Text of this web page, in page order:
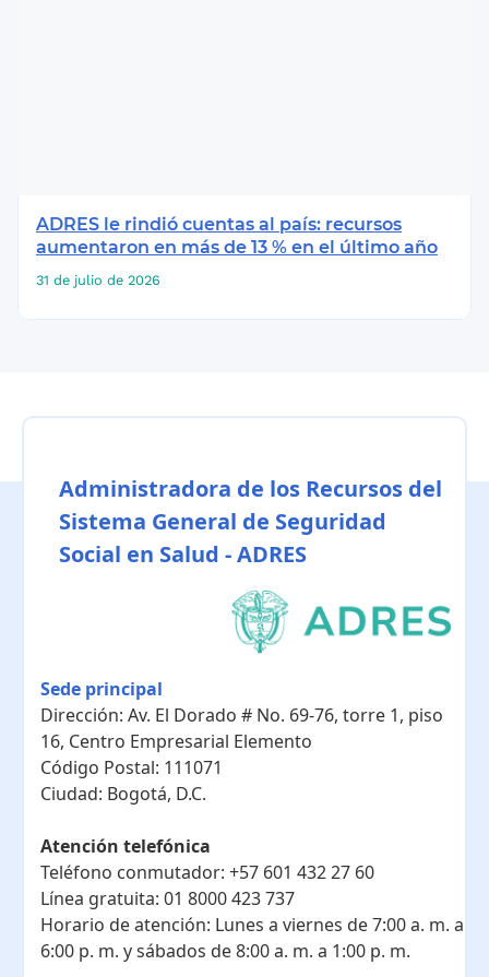
ADRES le rindió cuentas al país: recursos
aumentaron en más de 13 % en el último año
31 de julio de 2026
Administradora de los Recursos del
Sistema General de Seguridad
Social en Salud - ADRES
Sede principal
Dirección: Av. El Dorado # No. 69-76, torre 1, piso
16, Centro Empresarial Elemento
Código Postal: 111071
Ciudad: Bogotá, D.C.
Atención telefónica
Teléfono conmutador: +57 601 432 27 60
Línea gratuita: 01 8000 423 737
Horario de atención: Lunes a viernes de 7:00 a. m. a
6:00 p. m. y sábados de 8:00 a. m. a 1:00 p. m.